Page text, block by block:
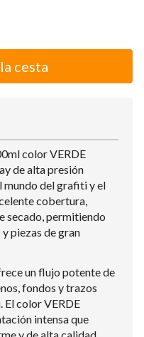
cesta
color VERDE
de alta presión
mundo del grafiti y el
cobertura,
secado, permitiendo
piezas de gran
un flujo potente de
fondos y trazos
color VERDE
intensa que